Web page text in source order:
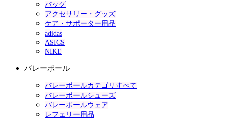
バッグ
アクセサリー・グッズ
ケア・サポーター用品
adidas
ASICS
NIKE
バレーボール
バレーボールカテゴリすべて
バレーボールシューズ
バレーボールウェア
レフェリー用品